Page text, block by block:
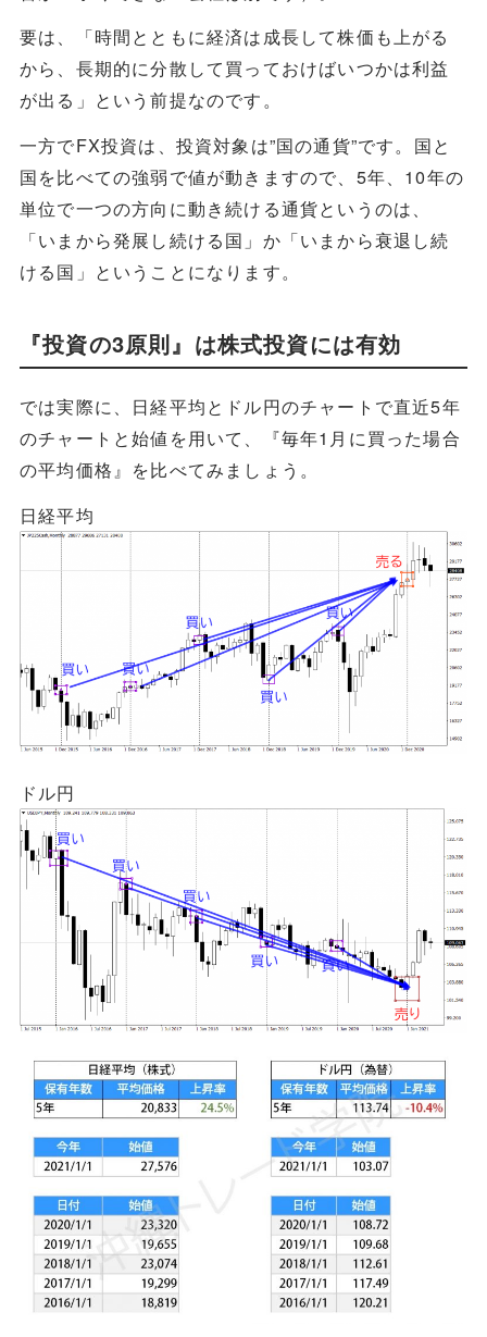
要は、「時間とともに経済は成長して株価も上がる
から、長期的に分散して買っておけばいつかは利益
が出る」という前提なのです。
一方でFX投資は、投資対象は”国の通貨”です。国と
国を比べての強弱で値が動きますので、5年、10年の
単位で一つの方向に動き続ける通貨というのは、
「いまから発展し続ける国」か「いまから衰退し続
ける国」ということになります。
『投資の3原則』は株式投資には有効
では実際に、日経平均とドル円のチャートで直近5年
のチャートと始値を用いて、『毎年1月に買った場合
の平均価格』を比べてみましょう。
日経平均
ドル円